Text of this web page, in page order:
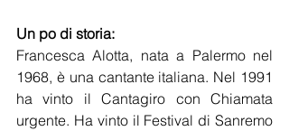
Un po di storia:
Francesca Alotta, nata a Palermo nel
1968, è una cantante italiana. Nel 1991
ha vinto il Cantagiro con Chiamata
urgente. Ha vinto il Festival di Sanremo